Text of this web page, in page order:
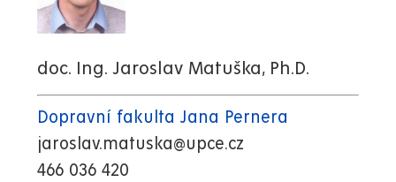
doc. Ing. Jaroslav Matuška, Ph.D.
Dopravní fakulta Jana Pernera
jaroslav.matuska@upce.cz
466 036 420